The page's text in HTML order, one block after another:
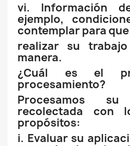
vi. Información
ejemplo,
contemplar para
realizar su
manera.
¿Cuál es el
procesamiento?
Procesamos su
recolectada con
propósitos:
i. Evaluar su